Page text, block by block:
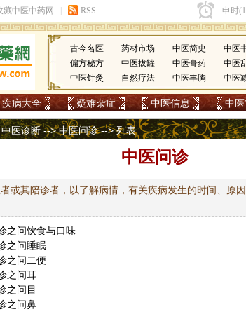
古今名医 药材市场 中医简史 中医
偏方秘方
中医拔罐 中医膏药 中医
中医针灸
自然疗法 中医丰胸 中医
疾病大全 疑难杂症 中医信息 中
中医诊断-->中医问诊-->列表
中医问诊
或其陪诊者，以了解病情，有关疾病发生的时间、原
之问饮食与口味
之问睡眠
之问二便
之问耳
之问目
之问鼻